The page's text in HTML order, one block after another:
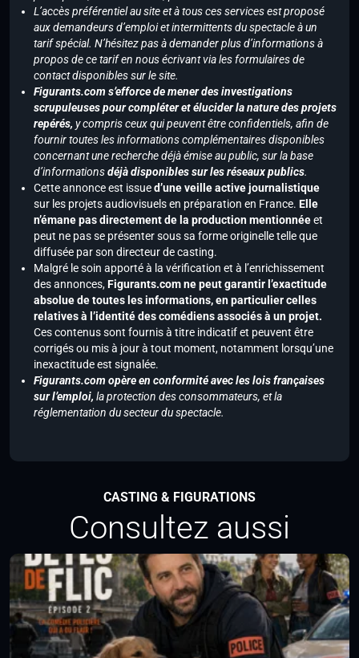
L’accès préférentiel au site et à tous ces services est proposé
aux demandeurs d’emploi et intermittents du spectacle à un
tarif spécial. N’hésitez pas à demander plus d’informations à
propos de ce tarif en nous écrivant via les formulaires de
contact disponibles sur le site.
Figurants.com s’efforce de mener des investigations
scrupuleuses pour compléter et élucider la nature des projets
repérés, y compris ceux qui peuvent être confidentiels, afin de
fournir toutes les informations complémentaires disponibles
concernant une recherche déjà émise au public, sur la base
d’informationsdéjà disponibles sur les réseaux publics.
Cette annonce est issued’une veille active journalistique
sur les projets audiovisuels en préparation en France. Elle
n’émane pas directement de la production mentionnéeet
peut ne pas se présenter sous sa forme originelle telle que
diffusée par son directeur de casting.
Malgré le soin apporté à la vérification et à l’enrichissement
des annonces,Figurants.com ne peut garantir l’exactitude
absolue de toutes les informations, en particulier celles
relatives à l’identité des comédiens associés à un projet.
Ces contenus sont fournis à titre indicatif et peuvent être
corrigés ou mis à jour à tout moment, notamment lorsqu’une
inexactitude est signalée.
Figurants.com opère en conformité avec les lois françaises
sur l’emploi, la protection des consommateurs, et la
réglementation du secteur du spectacle.
CASTING & FIGURATIONS
Consultez aussi